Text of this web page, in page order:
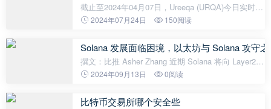
截止至2024年04月07日，Ureeqa (URQA)今日实时最
新价格是0.026833美元，约等于人民币0.1941元。
$0.0242美元，24H成交额$21,295美元，换
2024年07月24日 150阅读
Solana 发展面临困境，以太坊与 Solana 攻守
撰文：比推 Asher Zhang 近期 Solana 将向 Layer2
进行战略调整的一事引发热议，那么 Solana 此举将
做？对比以太坊，Solana 将面临怎
2024年09月13日 0阅读
比特币交易所哪个安全些